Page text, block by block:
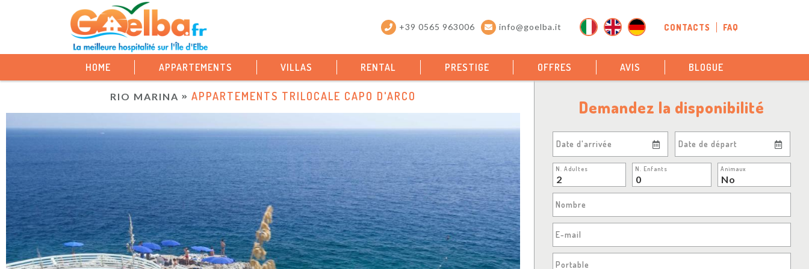
+39 0565 963006 info@goelba.it CONTACTS FAQ
HOME APPARTEMENTS VILLAS RENTAL PRESTIGE OFFRES AVIS BLOGUE
RIO MARINA APPARTEMENTS TRILOCALE CAPO D'ARCO
Demandez la disponibilité
Date d'arrivée Date de départ
N. Adultes N. Enfants Animaux
Nombre
E-mail
Portable